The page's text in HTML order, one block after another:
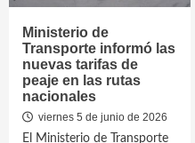
Ministerio de
Transporte informó las
nuevas tarifas de
peaje en las rutas
nacionales
viernes 5 de junio de 2026
El Ministerio de Transporte